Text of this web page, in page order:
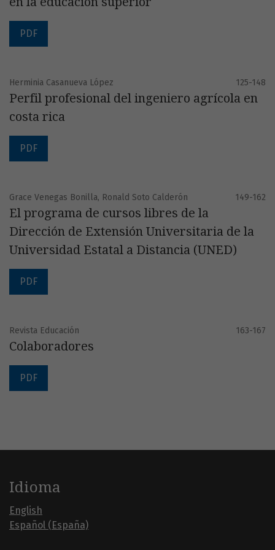
PDF
Herminia Casanueva López 125-148
Perfil profesional del ingeniero agrícola en
costa rica
PDF
Grace Venegas Bonilla, Ronald Soto Calderón 149-162
El programa de cursos libres de la
Dirección de Extensión Universitaria de la
Universidad Estatal a Distancia (UNED)
PDF
Revista Educación 163-167
Colaboradores
PDF
Idioma
English
Español (España)